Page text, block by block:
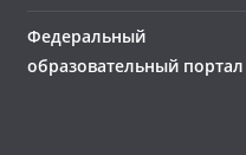
Федеральный
образовательный портал